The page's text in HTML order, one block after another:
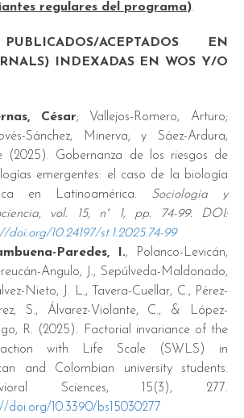
regulares del programa).
ACEPTADOS EN
INDEXADAS EN WOS Y/O
César; Vallejos-Romero, Arturo;
Sánchez, Minerva; y Sáez-Ardura,
(2025). Gobernanza de los riesgos de
emergentes: el caso de la biología
en Latinoamérica. Sociología y
vol. 15, n° 1, pp. 74-99. DOI:
doi.org/10.24197/st.1.2025.74-99
Paredes, I., Polanco-Levicán,
Angulo, J., Sepúlveda-Maldonado,
Nieto, J. L., Tavera-Cuellar, C., Pérez-
S., Álvarez-Violante, C., & López-
R. (2025). Factorial invariance of the
with Life Scale (SWLS) in
and Colombian university students.
Sciences, 15(3), 277.
doi.org/10.3390/bs15030277